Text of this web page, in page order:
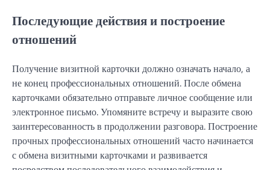
Последующие действия и построение
отношений
Получение визитной карточки должно означать начало, а
не конец профессиональных отношений. После обмена
карточками обязательно отправьте личное сообщение или
электронное письмо. Упомяните встречу и выразите свою
заинтересованность в продолжении разговора. Построение
прочных профессиональных отношений часто начинается
с обмена визитными карточками и развивается